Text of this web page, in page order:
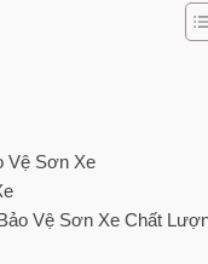
Vệ Sơn Xe
Vệ Sơn Xe Chất